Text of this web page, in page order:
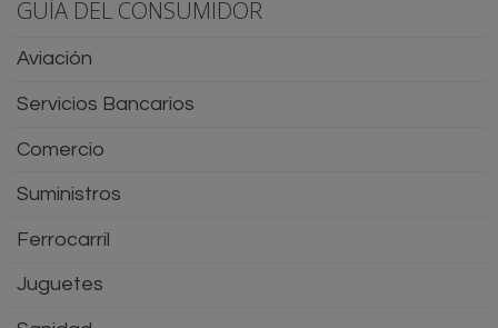
GUÍA DEL CONSUMIDOR
Aviación
Servicios Bancarios
Comercio
Suministros
Ferrocarril
Juguetes